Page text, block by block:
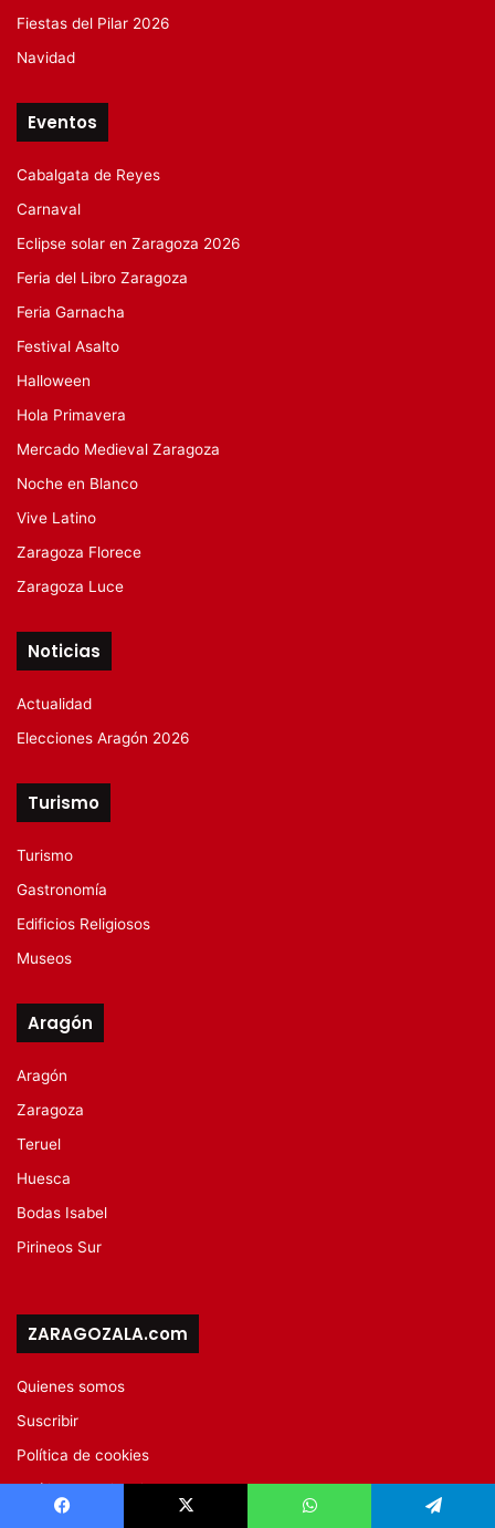
Fiestas del Pilar 2026
Navidad
Eventos
Cabalgata de Reyes
Carnaval
Eclipse solar en Zaragoza 2026
Feria del Libro Zaragoza
Feria Garnacha
Festival Asalto
Halloween
Hola Primavera
Mercado Medieval Zaragoza
Noche en Blanco
Vive Latino
Zaragoza Florece
Zaragoza Luce
Noticias
Actualidad
Elecciones Aragón 2026
Turismo
Turismo
Gastronomía
Edificios Religiosos
Museos
Aragón
Aragón
Zaragoza
Teruel
Huesca
Bodas Isabel
Pirineos Sur
ZARAGOZALA.com
Quienes somos
Suscribir
Política de cookies
Política de Privacidad